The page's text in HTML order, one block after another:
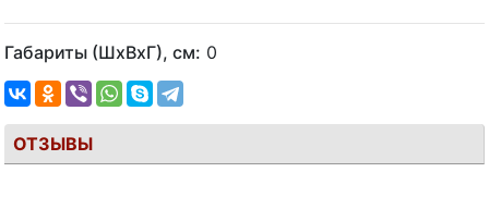
Габариты (ШхВхГ), см: 0
ОТЗЫВЫ